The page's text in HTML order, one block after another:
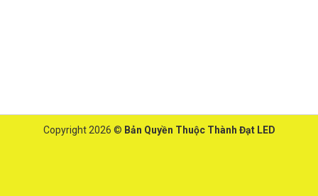
Copyright 2026 © Bản Quyền Thuộc Thành Đạt LED